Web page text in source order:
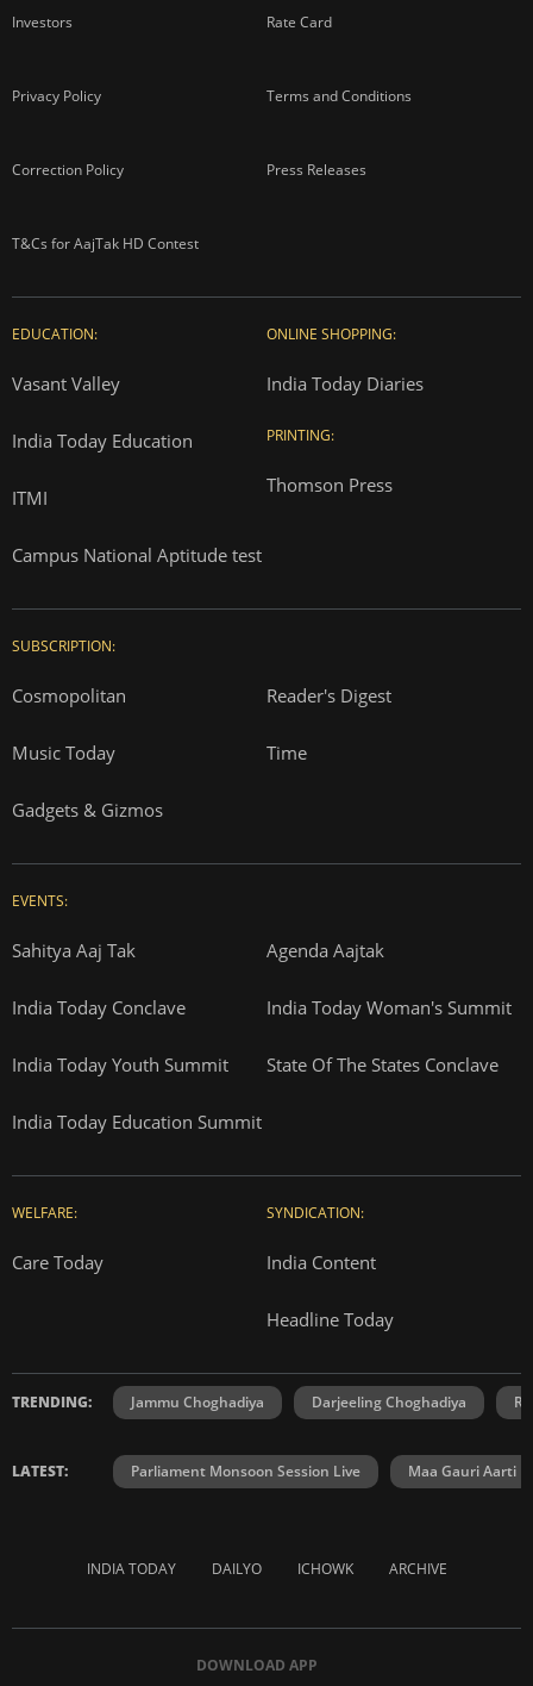
Investors Rate Card
Privacy Policy Terms and Conditions
Correction Policy Press Releases
T&Cs for AajTak HD Contest
EDUCATION:
Vasant Valley
India Today Education
ITMI
Campus National Aptitude test
ONLINE SHOPPING:
India Today Diaries
PRINTING:
Thomson Press
SUBSCRIPTION:
Cosmopolitan Reader's Digest
Music Today Time
Gadgets & Gizmos
EVENTS:
Sahitya Aaj Tak Agenda Aajtak
India Today Conclave India Today Woman's Summit
India Today Youth Summit State Of The States Conclave
India Today Education Summit
WELFARE:
Care Today
SYNDICATION:
India Content
Headline Today
TRENDING: Jammu Choghadiya Darjeeling Choghadiya
LATEST: Parliament Monsoon Session Live Maa Gauri Aarti
INDIA TODAY DAILYO ICHOWK ARCHIVE
DOWNLOAD APP